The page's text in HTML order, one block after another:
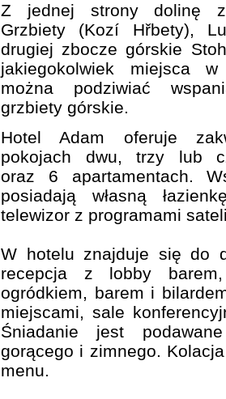
Z jednej strony dolinę
Grzbiety (Kozí Hřbety),
drugiej zbocze górskie
jakiegokolwiek miejsca
można podziwiać
grzbiety górskie.
Hotel Adam oferuje
pokojach dwu, trzy lub
oraz 6 apartamentach.
posiadają własną
telewizor z programami
W hotelu znajduje się do
recepcja z lobby
ogródkiem, barem i
miejscami, sale
Śniadanie jest
gorącego i zimnego.
menu.